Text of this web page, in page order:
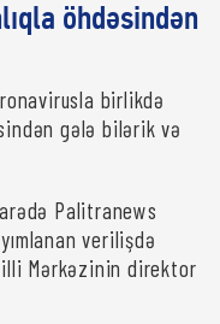
öhdəsindən
birlikdə
gələ bilərik və
Palitranews
verilişdə
Mərkəzinin direktor